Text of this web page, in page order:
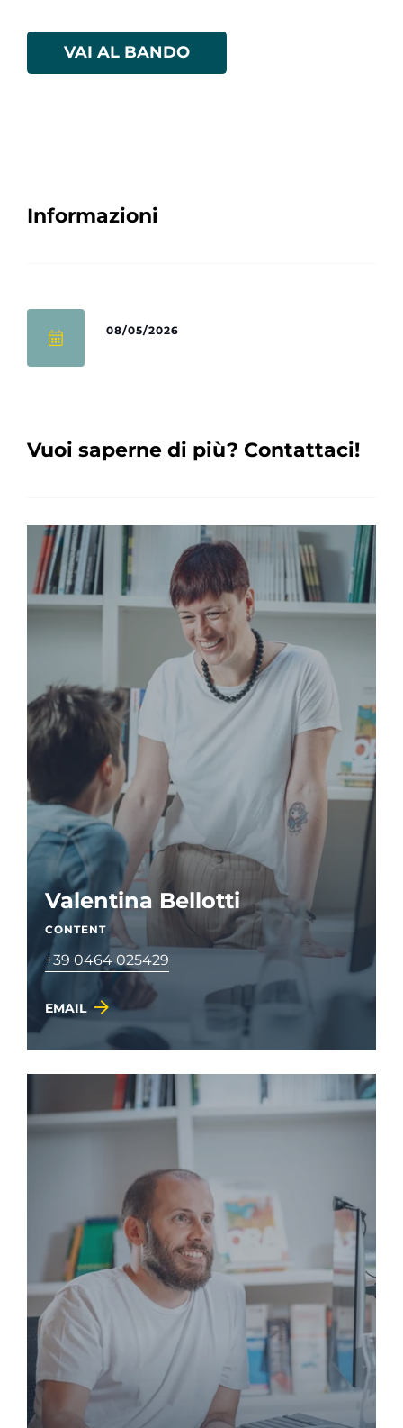
VAI AL BANDO
Informazioni
08/05/2026
Vuoi saperne di più? Contattaci!
Valentina Bellotti
CONTENT
+39 0464 025429
EMAIL